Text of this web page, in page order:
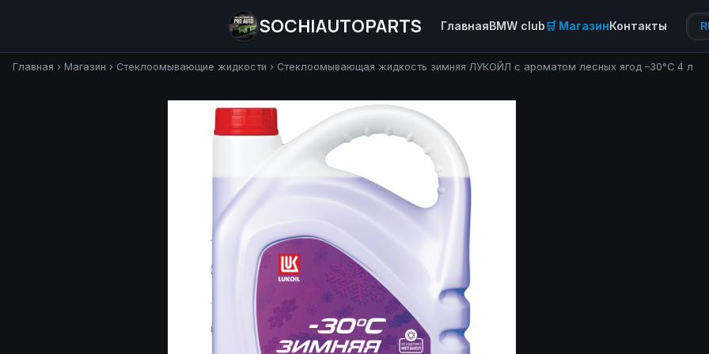
SOCHIAUTOPARTS ГлавнаяBMW club🛒 МагазинКонтакты
Главная › Магазин › Стеклоомывающие жидкости › Стеклоомывающая жидкость зимняя ЛУКОЙЛ с ароматом лесных ягод –30°С 4 л